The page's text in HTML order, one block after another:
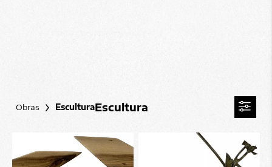
Obras EsculturaEscultura